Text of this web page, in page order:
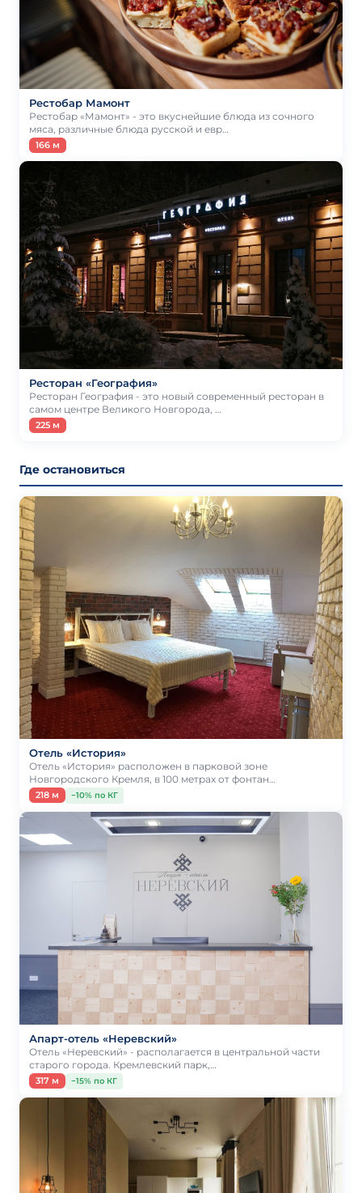
Рестобар Мамонт
Рестобар «Мамонт» - это вкуснейшие блюда из сочного
мяса, различные блюда русской и евр…
166 м
Ресторан «География»
Ресторан География - это новый современный ресторан в
самом центре Великого Новгорода, …
225 м
Где остановиться
Отель «История»
Отель «История» расположен в парковой зоне
Новгородского Кремля, в 100 метрах от фонтан…
218 м −10% по КГ
Апарт-отель «Неревский»
Отель «Неревский» - располагается в центральной части
старого города. Кремлевский парк,…
317 м −15% по КГ